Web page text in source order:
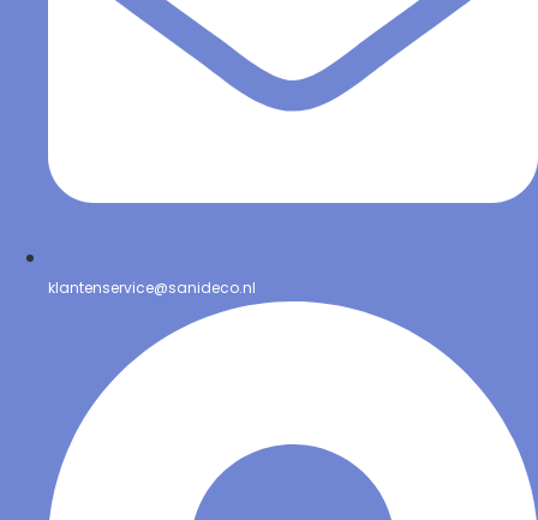
klantenservice@sanideco.nl